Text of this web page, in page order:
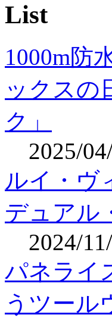
List
1000m防
ックスの
ク」
2025/
ルイ・ヴ
デュアル
2024/
パネライ
うツール